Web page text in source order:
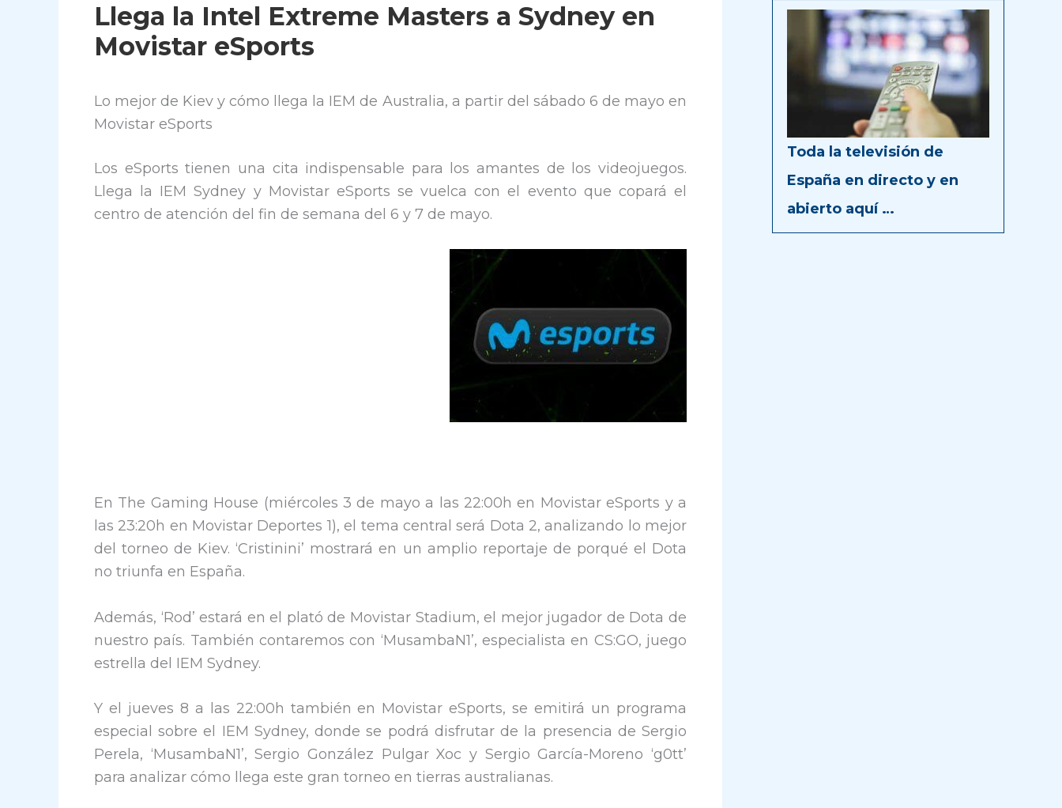
Llega la Intel Extreme Masters a Sydney en
Movistar eSports
Lo mejor de Kiev y cómo llega la IEM de Australia, a partir del sábado 6 de mayo en
Movistar eSports
Los eSports tienen una cita indispensable para los amantes de los videojuegos.
Llega la IEM Sydney y Movistar eSports se vuelca con el evento que copará el
centro de atención del fin de semana del 6 y 7 de mayo.
En The Gaming House (miércoles 3 de mayo a las 22:00h en Movistar eSports y a
las 23:20h en Movistar Deportes 1), el tema central será Dota 2, analizando lo mejor
del torneo de Kiev. ‘Cristinini’ mostrará en un amplio reportaje de porqué el Dota
no triunfa en España.
Además, ‘Rod’ estará en el plató de Movistar Stadium, el mejor jugador de Dota de
nuestro país. También contaremos con ‘MusambaN1’, especialista en CS:GO, juego
estrella del IEM Sydney.
Y el jueves 8 a las 22:00h también en Movistar eSports, se emitirá un programa
especial sobre el IEM Sydney, donde se podrá disfrutar de la presencia de Sergio
Perela, ‘MusambaN1’, Sergio González Pulgar Xoc y Sergio García-Moreno ‘g0tt’
para analizar cómo llega este gran torneo en tierras australianas.
Toda la televisión de
España en directo y en
abierto aquí …